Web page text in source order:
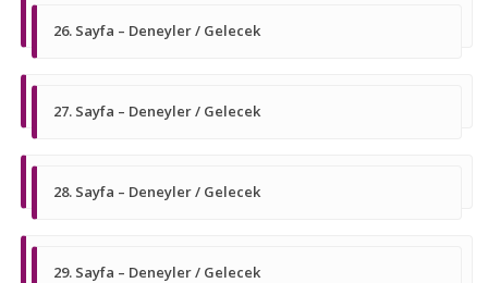
26. Sayfa – Deneyler / Gelecek
27. Sayfa – Deneyler / Gelecek
28. Sayfa – Deneyler / Gelecek
29. Sayfa – Deneyler / Gelecek